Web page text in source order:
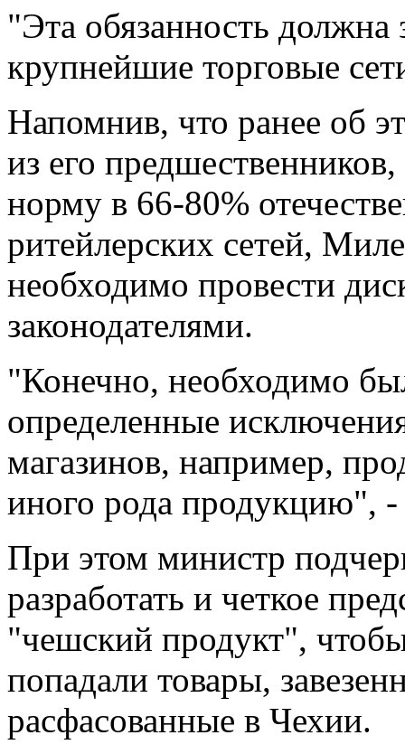
"Эта обязанность должна
крупнейшие торговые
Напомнив, что ранее об
из его
норму в 66-80%
ритейлерских сетей,
необходимо провести
законодателями.
"Конечно, необходимо
определенные
магазинов, например,
иного рода продукцию",
При этом министр
разработать и четкое
"чешский продукт",
попадали товары,
расфасованные в Чехии.